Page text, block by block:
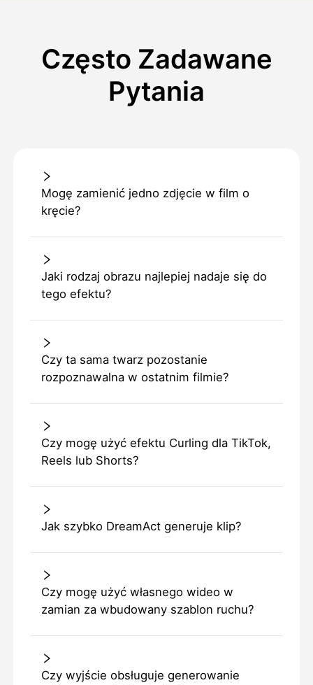
Często Zadawane
Pytania
Mogę zamienić jedno zdjęcie w film o
kręcie?
Jaki rodzaj obrazu najlepiej nadaje się do
tego efektu?
Czy ta sama twarz pozostanie
rozpoznawalna w ostatnim filmie?
Czy mogę użyć efektu Curling dla TikTok,
Reels lub Shorts?
Jak szybko DreamAct generuje klip?
Czy mogę użyć własnego wideo w
zamian za wbudowany szablon ruchu?
Czy wyjście obsługuje generowanie